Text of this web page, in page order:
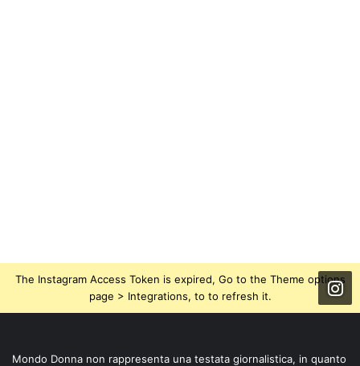
The Instagram Access Token is expired, Go to the Theme options
page > Integrations, to to refresh it.
Mondo Donna non rappresenta una testata giornalistica, in quanto